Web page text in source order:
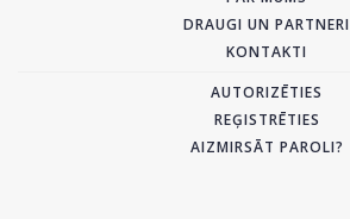
DRAUGI UN PARTNERI
KONTAKTI
AUTORIZĒTIES
REĢISTRĒTIES
AIZMIRSĀT PAROLI?